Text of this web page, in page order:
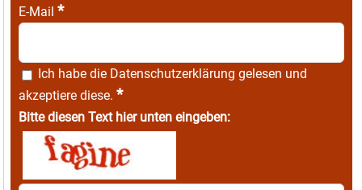
E-Mail *
Ich habe die Datenschutzerklärung gelesen und
akzeptiere diese. *
Bitte diesen Text hier unten eingeben: